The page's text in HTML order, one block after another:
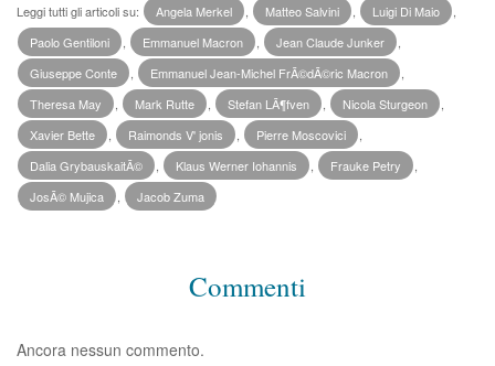
Leggi tutti gli articoli su: Angela Merkel Matteo Salvini Luigi Di Maio
Paolo Gentiloni
Emmanuel Macron Jean Claude Junker
Giuseppe Conte
Emmanuel Jean-Michel FrÃ©dÃ©ric Macron
Theresa May
Mark Rutte Stefan LÃ¶fven Nicola Sturgeon
Xavier Bette
Raimonds V' jonis Pierre Moscovici
Dalia GrybauskaitÃ©
Klaus Werner Iohannis Frauke Petry
JosÃ© Mujica
Jacob Zuma
Commenti
Ancora nessun commento.